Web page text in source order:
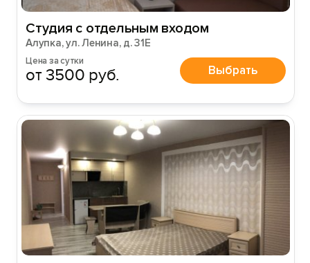
Студия с отдельным входом
Алупка, ул. Ленина, д. 31Е
Цена за сутки
от 3500 руб. Выбрать